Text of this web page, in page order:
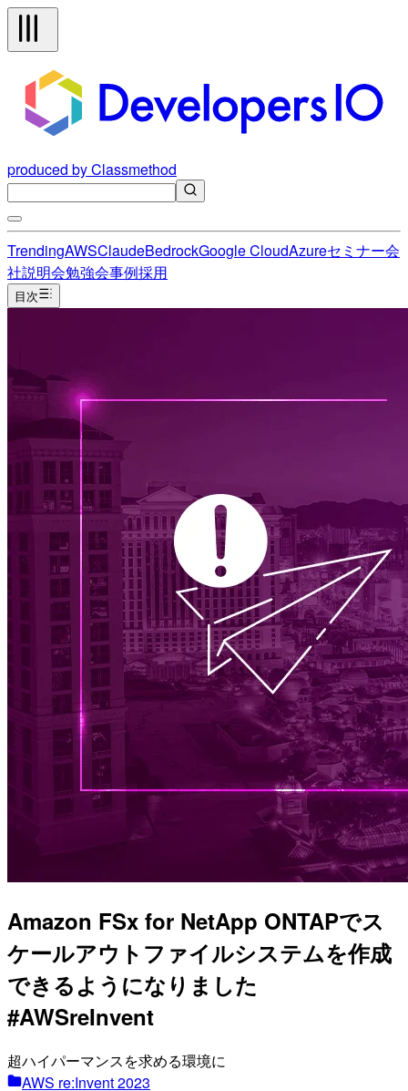
produced by Classmethod
TrendingAWSClaudeBedrockGoogle CloudAzureセミナー会
社説明会勉強会事例採用
目次
Amazon FSx for NetApp ONTAPでス
ケールアウトファイルシステムを作成
できるようになりました
#AWSreInvent
超ハイパーマンスを求める環境に
AWS re:Invent 2023